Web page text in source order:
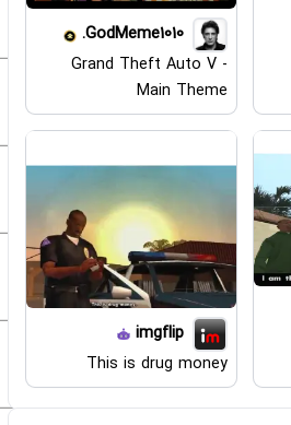
GodMeme1010.
Grand Theft Auto V -
Main Theme
imgflip
This is drug money